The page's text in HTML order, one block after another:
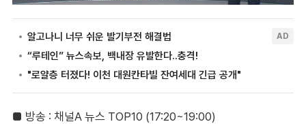
■ 방송 : 채널A 뉴스 TOP10 (17:20~19:00)